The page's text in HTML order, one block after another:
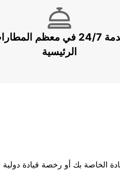
خدمة 24/7 في معظم
الرئيسية
الخاصة بك أو رخصة قيادة